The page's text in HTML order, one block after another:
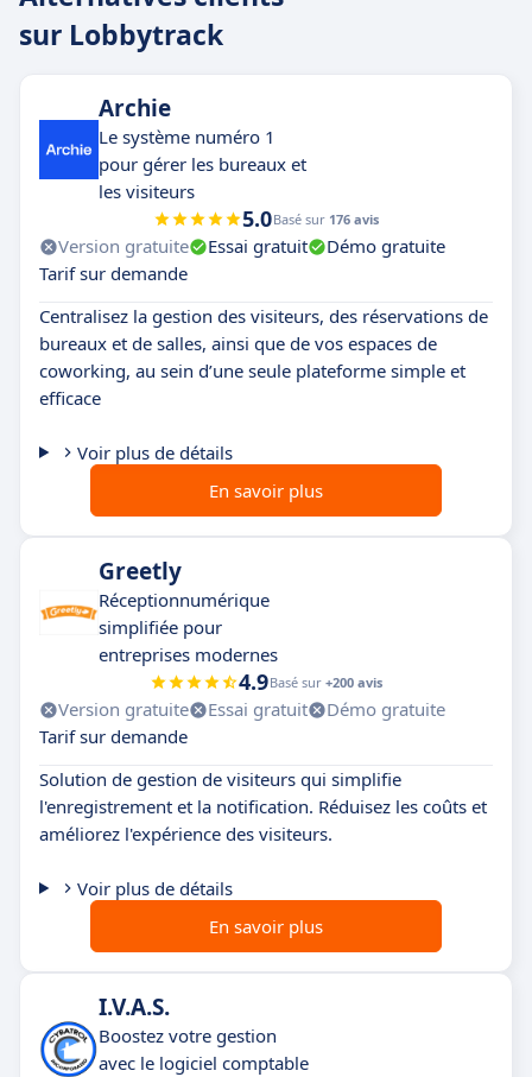
sur Lobbytrack
Archie
Le système numéro 1
pour gérer les bureaux et
les visiteurs
5.0Basé sur 176 avis
Version gratuite Essai gratuit
Démo gratuite
Tarif sur demande
Centralisez la gestion des visiteurs, des réservations de
bureaux et de salles, ainsi que de vos espaces de
coworking, au sein d’une seule plateforme simple et
efficace
Voir plus de détails
En savoir plus
Greetly
Réceptionnumérique
simplifiée pour
entreprises modernes
4.9Basé sur +200 avis
Version gratuite Essai gratuit
Démo gratuite
Tarif sur demande
Solution de gestion de visiteurs qui simplifie
l'enregistrement et la notification. Réduisez les coûts et
améliorez l'expérience des visiteurs.
Voir plus de détails
En savoir plus
I.V.A.S.
Boostez votre gestion
avec le logiciel comptable